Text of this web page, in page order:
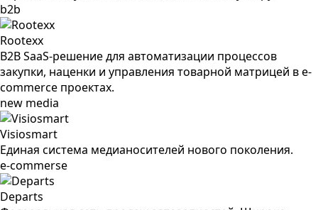
b2b
Rootexx
B2B SaaS-решение для автоматизации процессов
закупки, наценки и управления товарной матрицей в e-
commerce проектах.
new media
Visiosmart
Единая система медианосителей нового поколения.
e-commerse
Departs